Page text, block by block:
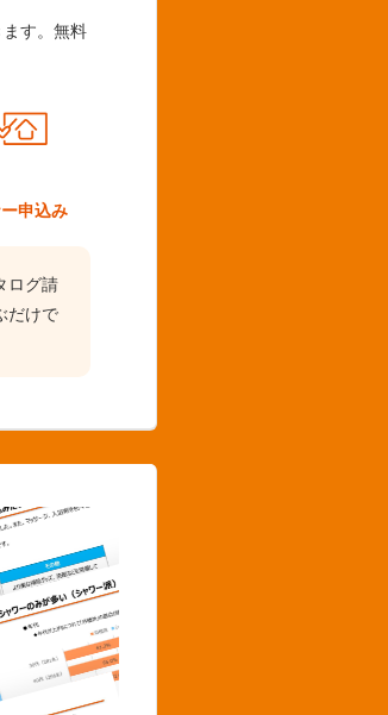
す。無料
申込み
ログ請
だけで